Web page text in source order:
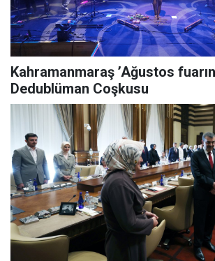
Kahramanmaraş ’Ağustos
Dedublüman Coşkusu